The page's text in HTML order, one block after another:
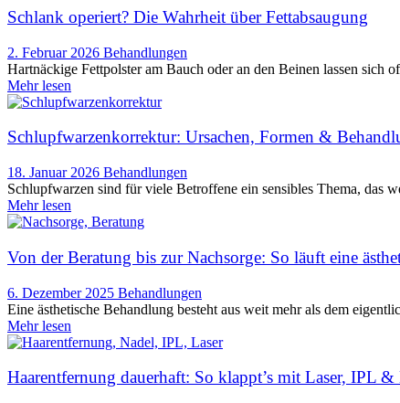
Schlank operiert? Die Wahrheit über Fettabsaugung
2. Februar 2026 Behandlungen
Hartnäckige Fettpolster am Bauch oder an den Beinen lassen sich
Mehr lesen
Schlupfwarzenkorrektur: Ursachen, Formen &
18. Januar 2026 Behandlungen
Schlupfwarzen sind für viele Betroffene ein sensibles Thema, das
Mehr lesen
Von der Beratung bis zur Nachsorge: So läuft eine
6. Dezember 2025 Behandlungen
Eine ästhetische Behandlung besteht aus weit mehr als dem
Mehr lesen
Haarentfernung dauerhaft: So klappt’s mit Laser, IPL &